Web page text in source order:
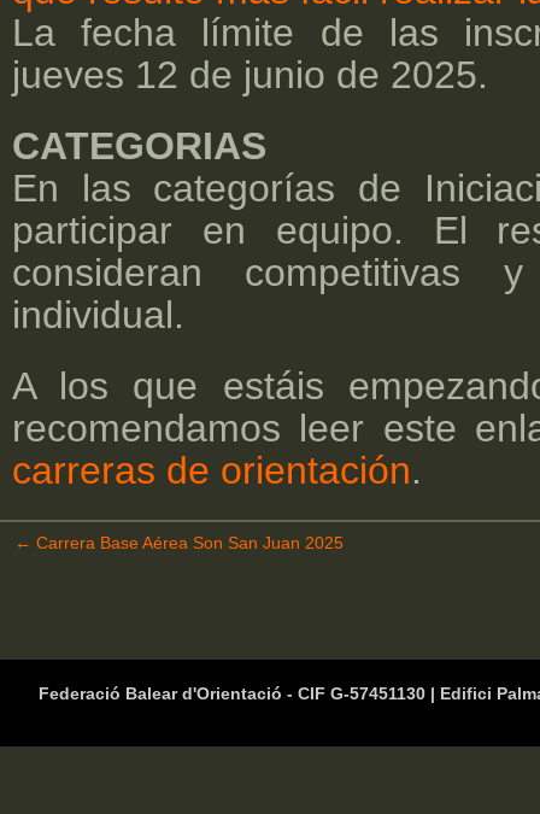
La fecha límite de las
jueves 12 de junio de 2025.
CATEGORIAS
En las categorías de
participar en equipo. El
consideran competitivas
individual.
A los que estáis
recomendamos leer este
carreras de orientación.
← Carrera Base Aérea Son San Juan 2025
Federació Balear d'Orientació - CIF G-57451130 | Edifici